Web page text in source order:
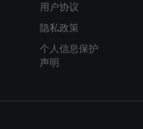
用户协议
隐私政策
个人信息保护
声明